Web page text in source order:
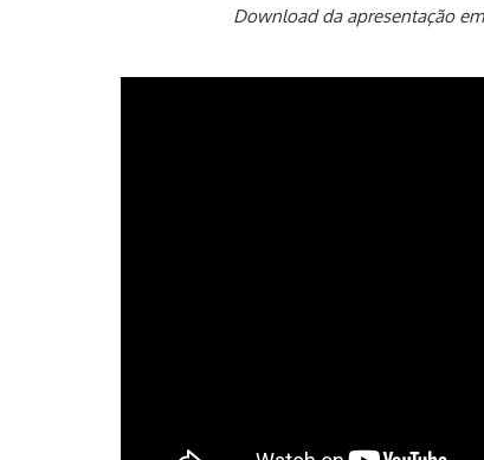
Download da apresentação